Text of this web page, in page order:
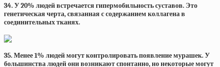
34. У 20% людей встречается гипермобильность суставов. Это
генетическая черта, связанная с содержанием коллагена в
соединительных тканях.
35. Менее 1% людей могут контролировать появление мурашек. У
большинства людей они возникают спонтанно, но некоторые могут